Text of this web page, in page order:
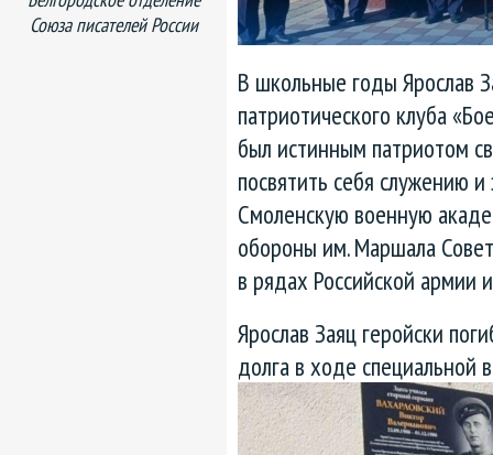
В школьные годы Ярослав
патриотического клуба
был истинным патриотом
посвятить себя служению
Смоленскую военную
обороны им. Маршала
в рядах Российской армии
Ярослав Заяц геройски
долга в ходе специальной
Союза писателей России